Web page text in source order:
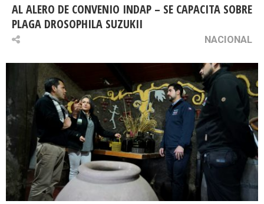
AL ALERO DE CONVENIO INDAP – SE CAPACITA SOBRE
PLAGA DROSOPHILA SUZUKII
NACIONAL